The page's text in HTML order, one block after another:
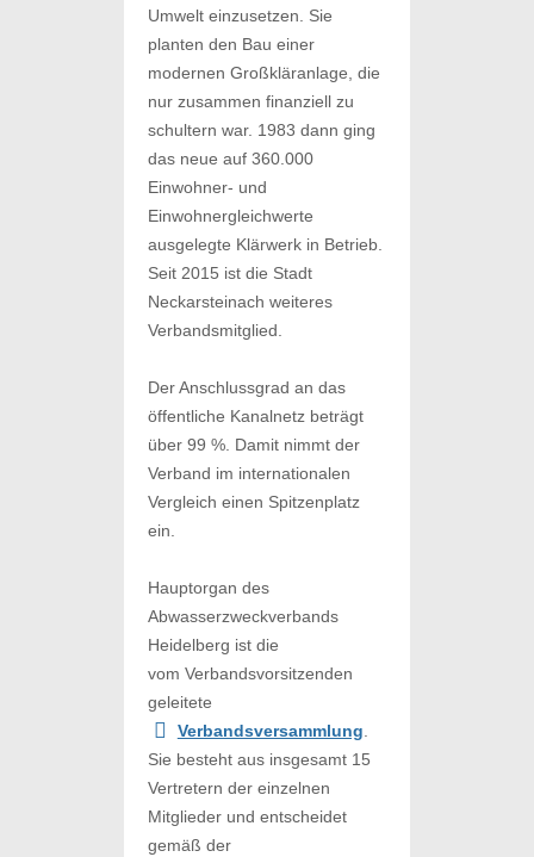
Umwelt einzusetzen. Sie
planten den Bau einer
modernen Großkläranlage, die
nur zusammen finanziell zu
schultern war. 1983 dann ging
das neue auf 360.000
Einwohner- und
Einwohnergleichwerte
ausgelegte Klärwerk in Betrieb.
Seit 2015 ist die Stadt
Neckarsteinach weiteres
Verbandsmitglied.
Der Anschlussgrad an das
öffentliche Kanalnetz beträgt
über 99 %. Damit nimmt der
Verband im internationalen
Vergleich einen Spitzenplatz
ein.
Hauptorgan des
Abwasserzweckverbands
Heidelberg ist die
vom Verbandsvorsitzenden
geleitete
Verbandsversammlung.
Sie besteht aus insgesamt 15
Vertretern der einzelnen
Mitglieder und entscheidet
gemäß der